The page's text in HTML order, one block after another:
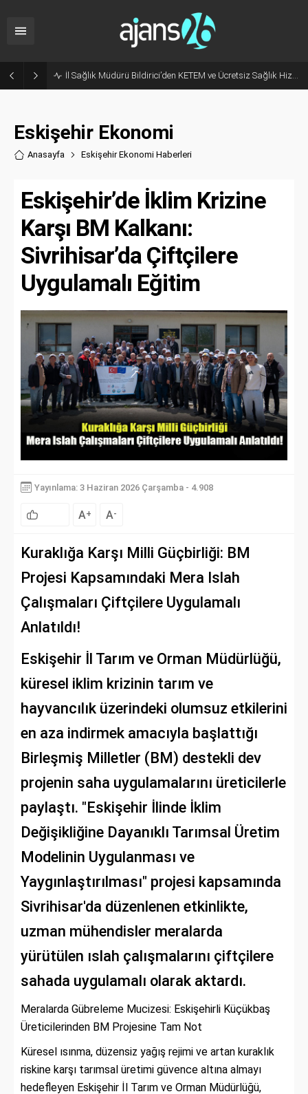
Hani Eskişehir Kaleydi? Yeni Parti’ye Geçişte Hesaplar Tutmadı!
Eskişehir Ekonomi
Anasayfa Eskişehir Ekonomi Haberleri
Eskişehir’de İklim Krizine
Karşı BM Kalkanı:
Sivrihisar’da Çiftçilere
Uygulamalı Eğitim
Yayınlama: 3 Haziran 2026 Çarşamba - 4.908
A+ A-
Kuraklığa Karşı Milli Güçbirliği: BM
Projesi Kapsamındaki Mera Islah
Çalışmaları Çiftçilere Uygulamalı
Anlatıldı!
Eskişehir İl Tarım ve Orman Müdürlüğü,
küresel iklim krizinin tarım ve
hayvancılık üzerindeki olumsuz etkilerini
en aza indirmek amacıyla başlattığı
Birleşmiş Milletler (BM) destekli dev
projenin saha uygulamalarını üreticilerle
paylaştı. "Eskişehir İlinde İklim
Değişikliğine Dayanıklı Tarımsal Üretim
Modelinin Uygulanması ve
Yaygınlaştırılması" projesi kapsamında
Sivrihisar'da düzenlenen etkinlikte,
uzman mühendisler meralarda
yürütülen ıslah çalışmalarını çiftçilere
sahada uygulamalı olarak aktardı.
Meralarda Gübreleme Mucizesi: Eskişehirli Küçükbaş
Üreticilerinden BM Projesine Tam Not
Küresel ısınma, düzensiz yağış rejimi ve artan kuraklık
riskine karşı tarımsal üretimi güvence altına almayı
hedefleyen Eskişehir İl Tarım ve Orman Müdürlüğü,